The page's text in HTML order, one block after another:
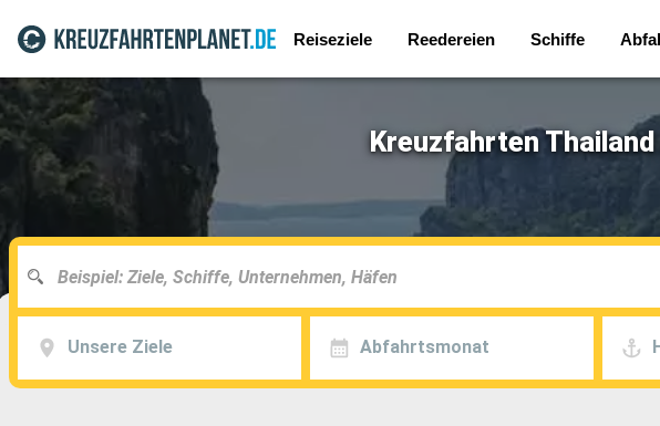
Reiseziele Reedereien Schiffe
Kreuzfahrten
Unsere Ziele Abfahrtsmonat